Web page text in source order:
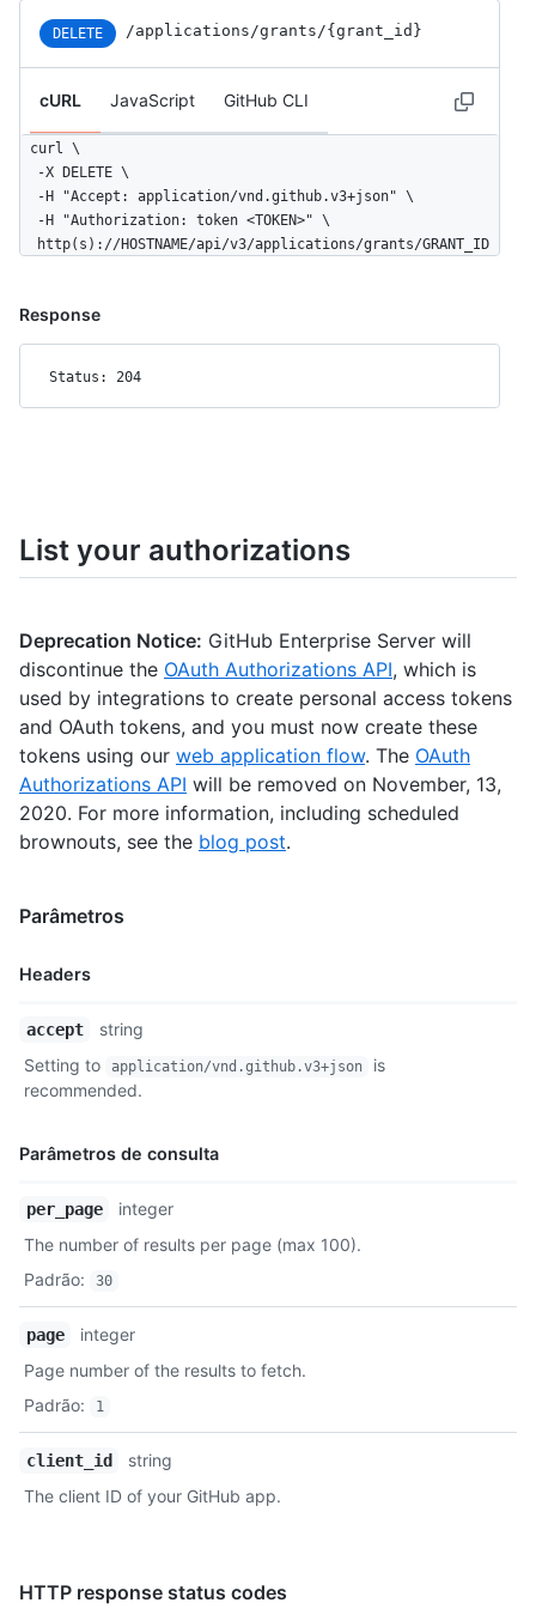
DELETE /applications /grants /{grant_id}
cURL JavaScript GitHub CLI
curl \
  -X DELETE \
  -H "Accept: application/vnd.github.v3+json" \
  -H "Authorization: token <TOKEN>" \
  http(s)://HOSTNAME/api/v3/applications/grants/GRANT_ID
Response
Status: 204
List your authorizations
Deprecation Notice: GitHub Enterprise Server will
discontinue the OAuth Authorizations API, which is
used by integrations to create personal access tokens
and OAuth tokens, and you must now create these
tokens using our web application flow. The OAuth
Authorizations API will be removed on November, 13,
2020. For more information, including scheduled
brownouts, see the blog post.
Parâmetros
Headers
Nome,
Descrição
accept
string
Setting to
application/vnd.github.v3+json
is
recommended.
Parâmetros de consulta
Nome,
Descrição
per_page
integer
The number of results per page (max 100).
Padrão: 30
page
integer
Page number of the results to fetch.
Padrão: 1
client_id
string
The client ID of your GitHub app.
HTTP response status codes